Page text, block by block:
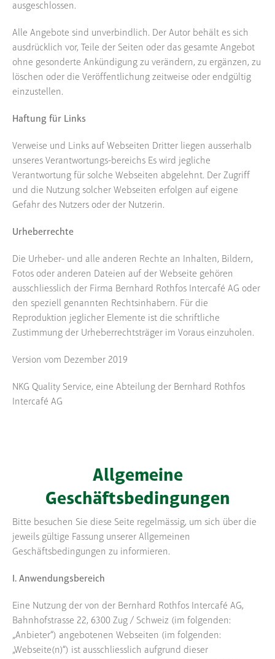
ausgeschlossen.
Alle Angebote sind unverbindlich. Der Autor behält es sich
ausdrücklich vor, Teile der Seiten oder das gesamte Angebot
ohne gesonderte Ankündigung zu verändern, zu ergänzen, zu
löschen oder die Veröffentlichung zeitweise oder endgültig
einzustellen.
Haftung für Links
Verweise und Links auf Webseiten Dritter liegen ausserhalb
unseres Verantwortungs-bereichs Es wird jegliche
Verantwortung für solche Webseiten abgelehnt. Der Zugriff
und die Nutzung solcher Webseiten erfolgen auf eigene
Gefahr des Nutzers oder der Nutzerin.
Urheberrechte
Die Urheber- und alle anderen Rechte an Inhalten, Bildern,
Fotos oder anderen Dateien auf der Webseite gehören
ausschliesslich der Firma Bernhard Rothfos Intercafé AG oder
den speziell genannten Rechtsinhabern. Für die
Reproduktion jeglicher Elemente ist die schriftliche
Zustimmung der Urheberrechtsträger im Voraus einzuholen.
Version vom Dezember 2019
NKG Quality Service, eine Abteilung der Bernhard Rothfos
Intercafé AG
Allgemeine
Geschäftsbedingungen
Bitte besuchen Sie diese Seite regelmässig, um sich über die
jeweils gültige Fassung unserer Allgemeinen
Geschäftsbedingungen zu informieren.
I. Anwendungsbereich
Eine Nutzung der von der Bernhard Rothfos Intercafé AG,
Bahnhofstrasse 22, 6300 Zug / Schweiz (im folgenden:
„Anbieter“) angebotenen Webseiten (im folgenden:
„Webseite(n)“) ist ausschliesslich aufgrund dieser